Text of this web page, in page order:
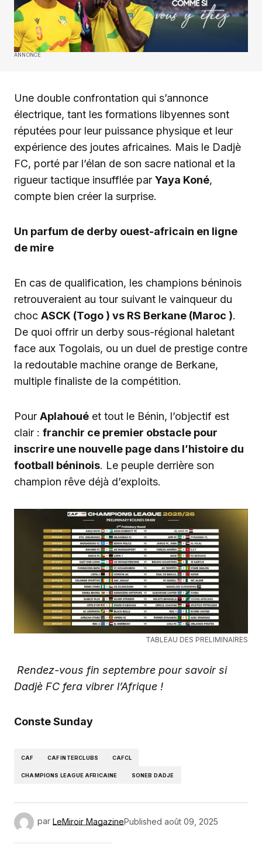
ANNONCE
Une double confrontation qui s’annonce
électrique, tant les formations libyennes sont
réputées pour leur puissance physique et leur
expérience des joutes africaines. Mais le Dadjè
FC, porté par l’élan de son sacre national et la
rigueur tactique insufflée par Yaya Koné,
compte bien créer la surprise.
Un parfum de derby ouest-africain en ligne
de mire
En cas de qualification, les champions béninois
retrouveraient au tour suivant le vainqueur du
choc ASCK (Togo ) vs RS Berkane (Maroc ).
De quoi offrir un derby sous-régional haletant
face aux Togolais, ou un duel de prestige contre
la redoutable machine orange de Berkane,
multiple finaliste de la compétition.
Pour Aplahoué et tout le Bénin, l’objectif est
clair : franchir ce premier obstacle pour
inscrire une nouvelle page dans l’histoire du
football béninois. Le peuple derrière son
champion rêve déjà d’exploits.
TABLEAU DES PRELIMINAIRES
Rendez-vous fin septembre pour savoir si
Dadjè FC fera vibrer l’Afrique !
Conste Sunday
CAF CAF INTERCLUBS CAFCL
CHAMPIONS LEAGUE AFRICAINE SONEB DADJE
par LeMiroir MagazinePublished août 09, 2025